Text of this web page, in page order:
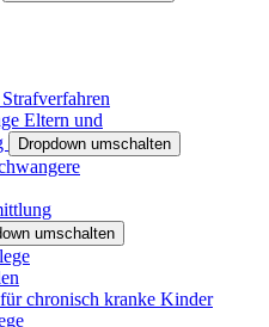
Eltern und
Dropdown umschalten
umschalten
chronisch kranke Kinder